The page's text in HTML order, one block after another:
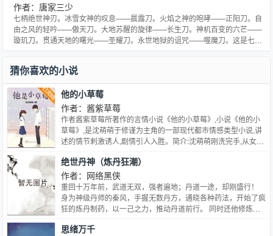
作者：唐家三少
七柄绝世神刃。冰雪女神的叹息——晨露刀。火焰之神的咆哮——正阳刀。自
由之风的轻吟——傲天刀。大地苏醒的旋律——长生刀。神机百变的六芒——
璇玑刀。贯通天地的曙光——圣耀刀。永世地狱的诅咒——噬魔刀。这是七柄
猜你喜欢的小说
他的小草莓
作者：酱紫草莓
作者酱紫草莓所著作的言情小说《他的小草莓》,小说《他的小
草莓》,是沈萌萌于修谨为主角的一部现代都市情感类型小说,讲
述的情节刺激诱人,剧情引人入胜。简介:沈萌萌刚洗完手,从女厕
不错的话请不要忘记向您QQ群和微博里的朋友推荐哦！
绝世丹神（炼丹狂潮）
作者：网络黑侠
重回十万年前，武道无双，强者遍地；丹道一途，却刚盛行！
身为神级丹师的秦风，手握无数丹方，通晓各种药法，开始了疯
狂的炼丹制药，以一己之力，推动丹道前行。 同时还他修炼了
憾。
思绪万千